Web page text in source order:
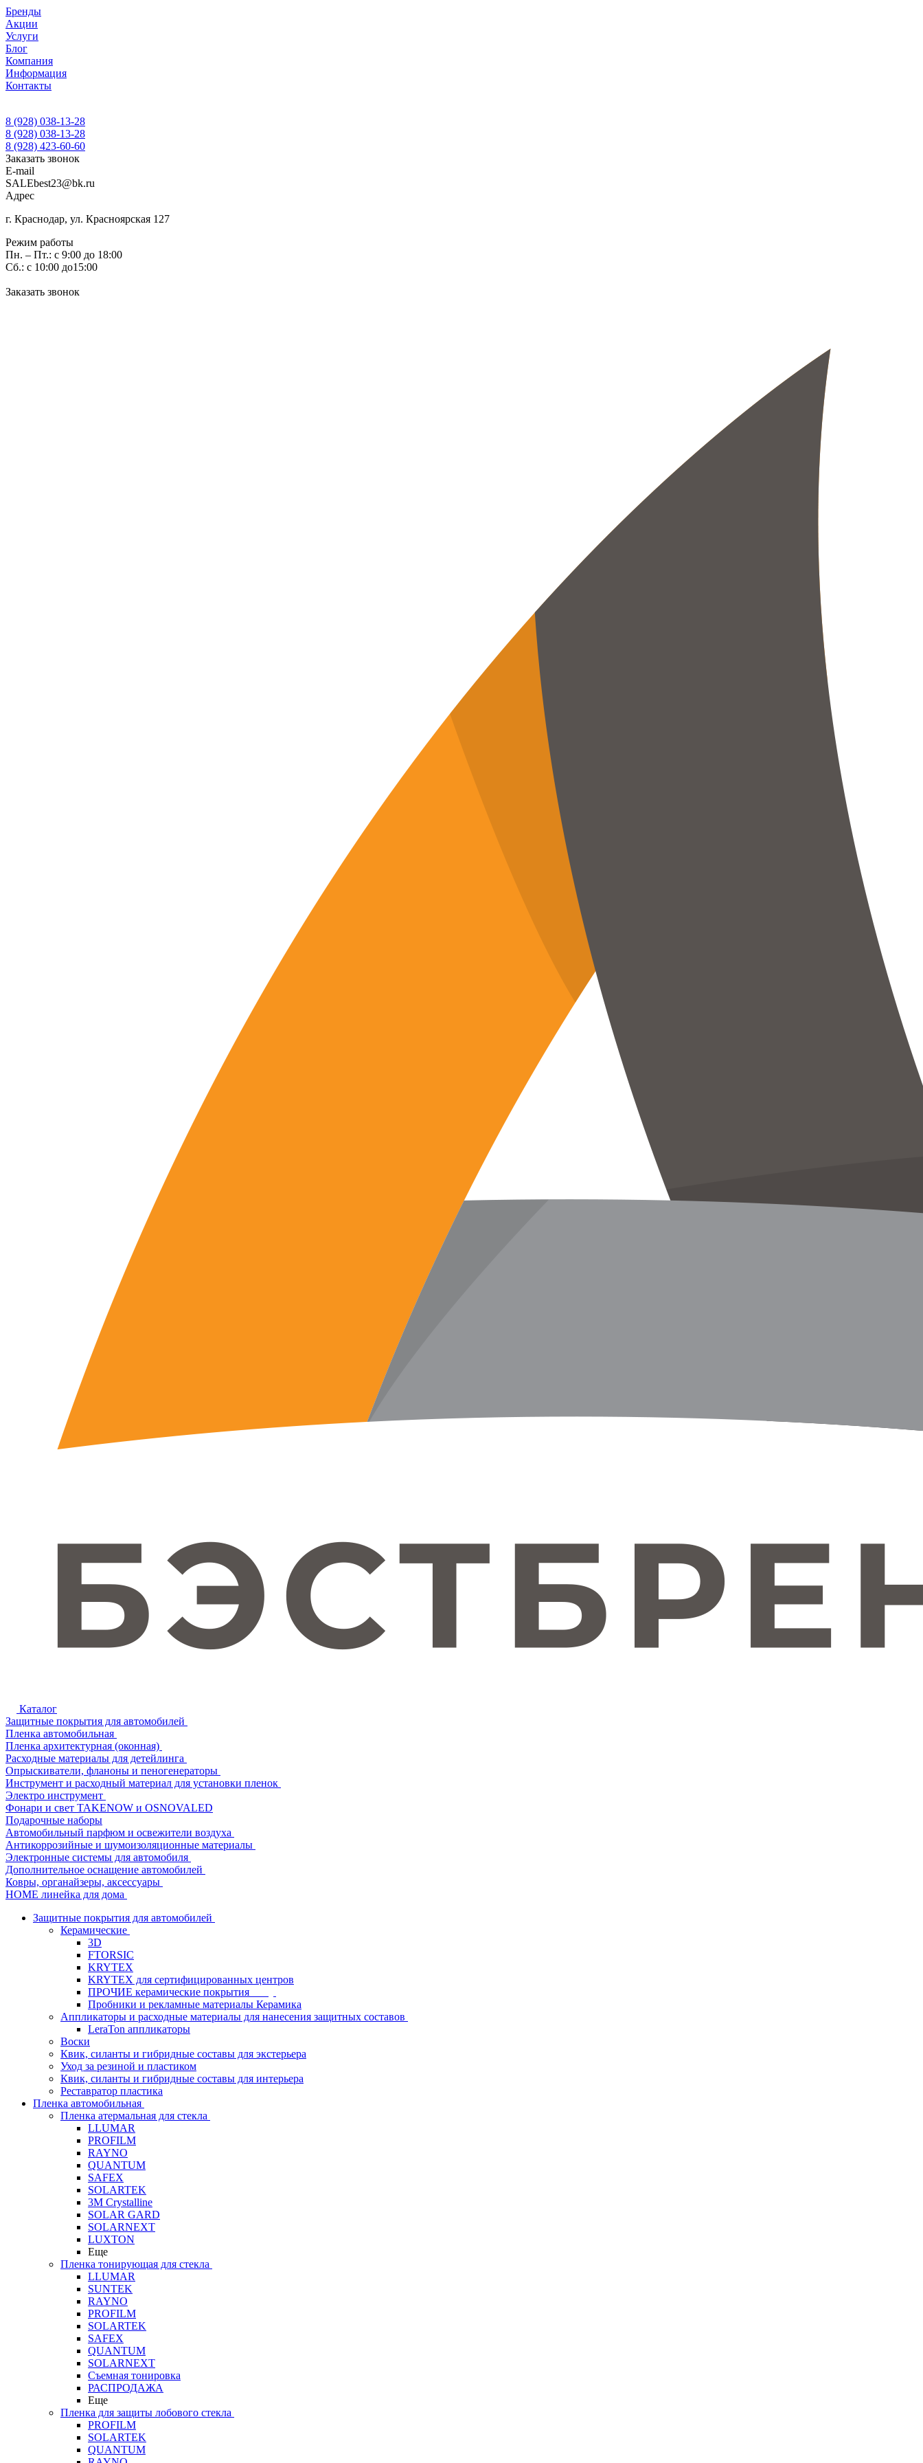
Бренды
Акции
Услуги
Блог
Компания
Информация
Контакты
8 (928) 038-13-28
8 (928) 038-13-28
8 (928) 423-60-60
Заказать звонок
E-mail
SALEbest23@bk.ru
Адрес
г. Краснодар, ул. Красноярская 127
Режим работы
Пн. – Пт.: с 9:00 до 18:00
Сб.: с 10:00 до15:00
Заказать звонок
Каталог
Защитные покрытия для автомобилей
Пленка автомобильная
Пленка архитектурная (оконная)
Расходные материалы для детейлинга
Опрыскиватели, фланоны и пеногенераторы
Инструмент и расходный материал для установки пленок
Электро инструмент
Фонари и свет TAKENOW и OSNOVALED
Подарочные наборы
Автомобильный парфюм и освежители воздуха
Антикоррозийные и шумоизоляционные материалы
Электронные системы для автомобиля
Дополнительное оснащение автомобилей
Ковры, органайзеры, аксессуары
HOME линейка для дома
Защитные покрытия для автомобилей
Керамические
3D
FTORSIC
KRYTEX
KRYTEX для сертифицированных центров
ПРОЧИЕ керамические покрытия
Пробники и рекламные материалы Керамика
Аппликаторы и расходные материалы для нанесения защитных составов
LeraTon аппликаторы
Воски
Квик, силанты и гибридные составы для экстерьера
Уход за резиной и пластиком
Квик, силанты и гибридные составы для интерьера
Реставратор пластика
Пленка автомобильная
Пленка атермальная для стекла
LLUMAR
PROFILM
RAYNO
QUANTUM
SAFEX
SOLARTEK
3M Crystalline
SOLAR GARD
SOLARNEXT
LUXTON
Еще
Пленка тонирующая для стекла
LLUMAR
SUNTEK
RAYNO
PROFILM
SOLARTEK
SAFEX
QUANTUM
SOLARNEXT
Съемная тонировка
РАСПРОДАЖА
Еще
Пленка для защиты лобового стекла
PROFILM
SOLARTEK
QUANTUM